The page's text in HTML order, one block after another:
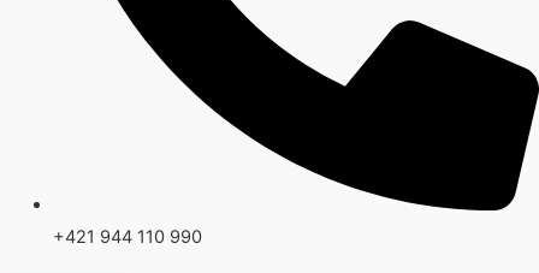
+421 944 110 990